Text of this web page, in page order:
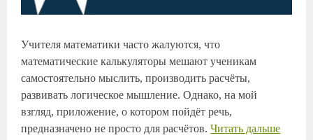
Учителя математики часто жалуются, что
математические калькуляторы мешают ученикам
самостоятельно мыслить, производить расчёты,
развивать логическое мышление. Однако, на мой
взгляд, приложение, о котором пойдёт речь,
предназначено не просто для расчётов.Читать дальше